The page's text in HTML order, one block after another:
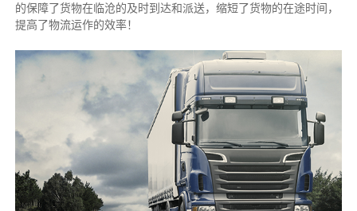
的保障了货物在临沧的及时到达和派送，缩短了货物的在途时间，
提高了物流运作的效率！